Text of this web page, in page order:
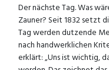
Der nächste Tag. Was
Zauner? Seit 1832 setzt
Tag werden dutzende
nach handwerklichen
erklärt: „Uns ist wichtig,